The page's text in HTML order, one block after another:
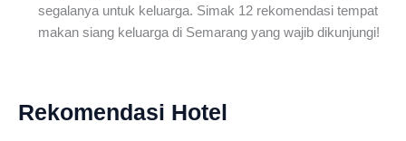
segalanya untuk keluarga. Simak 12 rekomendasi tempat
makan siang keluarga di Semarang yang wajib dikunjungi!
Rekomendasi Hotel